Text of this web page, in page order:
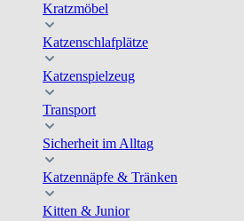
Kratzmöbel
Katzenschlafplätze
Katzenspielzeug
Transport
Sicherheit im Alltag
Katzennäpfe & Tränken
Kitten & Junior